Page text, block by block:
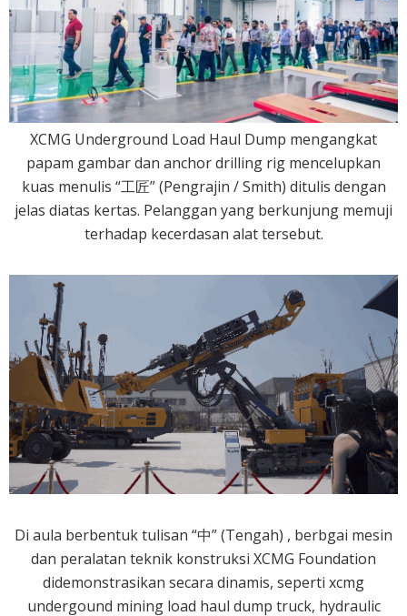
XCMG Underground Load Haul Dump mengangkat
papam gambar dan anchor drilling rig mencelupkan
kuas menulis “工匠” (Pengrajin / Smith) ditulis dengan
jelas diatas kertas. Pelanggan yang berkunjung memuji
terhadap kecerdasan alat tersebut.
Di aula berbentuk tulisan “中” (Tengah) , berbgai mesin
dan peralatan teknik konstruksi XCMG Foundation
didemonstrasikan secara dinamis, seperti xcmg
undergound mining load haul dump truck, hydraulic